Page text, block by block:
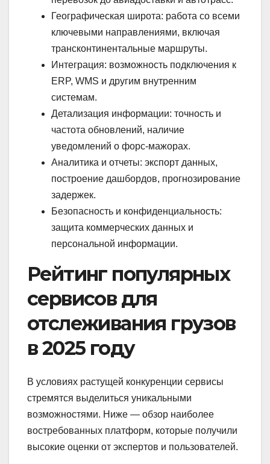
Географическая широта: работа со всеми
ключевыми направлениями, включая
трансконтинентальные маршруты.
Интеграция: возможность подключения к
ERP, WMS и другим внутренним
системам.
Детализация информации: точность и
частота обновлений, наличие
уведомлений о форс-мажорах.
Аналитика и отчеты: экспорт данных,
построение дашбордов, прогнозирование
задержек.
Безопасность и конфиденциальность:
защита коммерческих данных и
персональной информации.
Рейтинг популярных
сервисов для
отслеживания грузов
в 2025 году
В условиях растущей конкуренции сервисы
стремятся выделиться уникальными
возможностями. Ниже — обзор наиболее
востребованных платформ, которые получили
высокие оценки от экспертов и пользователей.